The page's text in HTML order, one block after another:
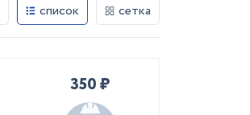
список сетка
350 ₽